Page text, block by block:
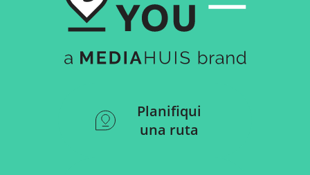
Planifiqui
una ruta